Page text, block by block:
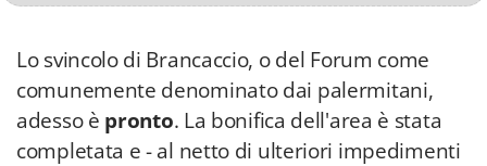
Lo svincolo di Brancaccio, o del Forum come
comunemente denominato dai palermitani,
adesso è pronto. La bonifica dell'area è stata
completata e - al netto di ulteriori impedimenti